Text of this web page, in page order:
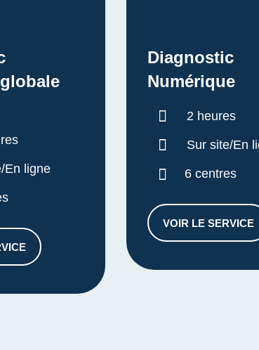
En ligne
APPROCHE GLOBALE 360°
Diagnostic
Numérique
Durée :
2 heures
Sur site/En
6 centres
VOIR LE SERVICE